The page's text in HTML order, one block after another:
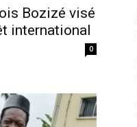
Bozizé visé
international
0